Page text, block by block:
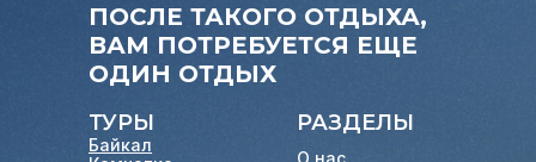
ТУРЫ
Байкал
РАЗДЕЛЫ
О нас
ПОСЛЕ ТАКОГО ОТДЫХА,
ВАМ ПОТРЕБУЕТСЯ ЕЩЕ
ОДИН ОТДЫХ